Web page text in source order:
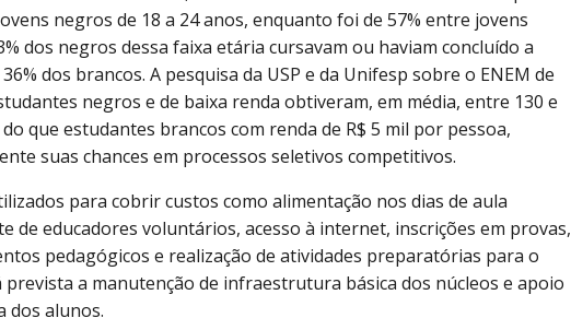
negros de 18 a 24 anos, enquanto foi de 57% entre jovens
dos negros dessa faixa etária cursavam ou haviam concluído a
dos brancos. A pesquisa da USP e da Unifesp sobre o ENEM de
negros e de baixa renda obtiveram, em média, entre 130 e
que estudantes brancos com renda de R$ 5 mil por pessoa,
suas chances em processos seletivos competitivos.
para cobrir custos como alimentação nos dias de aula
de educadores voluntários, acesso à internet, inscrições em provas,
pedagógicos e realização de atividades preparatórias para o
prevista a manutenção de infraestrutura básica dos núcleos e apoio
dos alunos.